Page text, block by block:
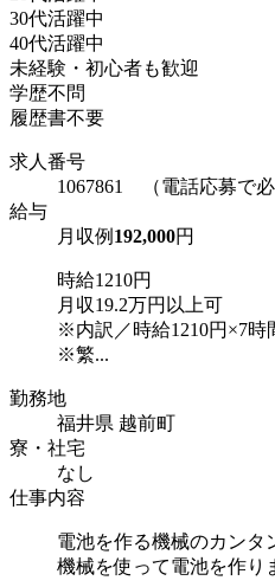
30代活躍中
40代活躍中
未経験・初心者も歓迎
学歴不問
履歴書不要
求人番号
1067861 （電話応募で必
給与
月収例 192,000円
時給1210円
月収19.2万円以上可
※内訳／時給1210円×7時
※繁...
勤務地
福井県 越前町
寮・社宅
なし
仕事内容
電池を作る機械のカンタ
機械を使って電池を作り